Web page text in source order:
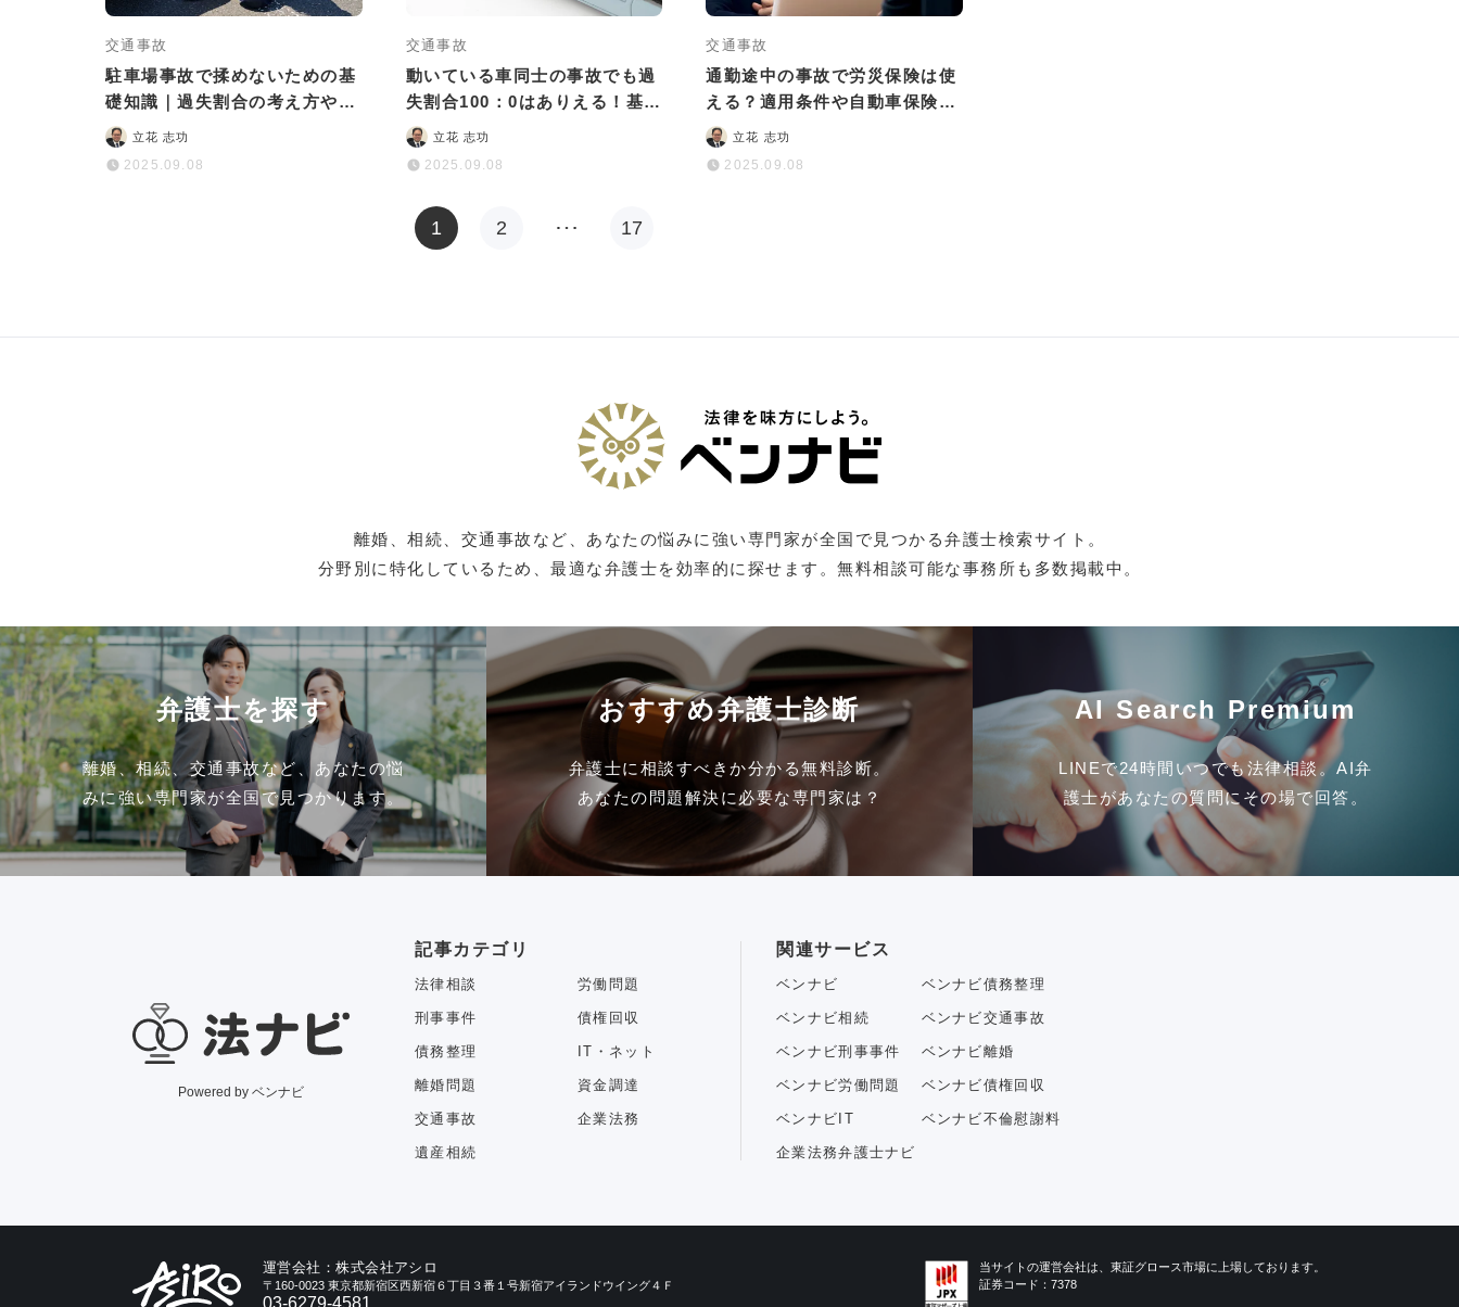
交通事故
駐車場事故で揉めないための基
礎知識｜過失割合の考え方や事
故後の対応方法を解説
立花 志功
2025.09.08
交通事故
動いている車同士の事故でも過
失割合100：0はありえる！基礎
知識から対処法まで解説
立花 志功
2025.09.08
交通事故
通勤途中の事故で労災保険は使
える？適用条件や自動車保険と
の使い分けを解説
立花 志功
2025.09.08
1 2 … 17
離婚、相続、交通事故など、あなたの悩みに強い専門家が全国で見つかる弁護士検索サイト。
分野別に特化しているため、最適な弁護士を効率的に探せます。無料相談可能な事務所も多数掲載中。
弁護士を探す
離婚、相続、交通事故など、あなたの悩
みに強い専門家が全国で見つかります。
おすすめ弁護士診断
弁護士に相談すべきか分かる無料診断。
あなたの問題解決に必要な専門家は？
AI Search Premium
LINEで24時間いつでも法律相談。AI弁
護士があなたの質問にその場で回答。
Powered by ベンナビ
記事カテゴリ
法律相談 労働問題
刑事事件 債権回収
債務整理 IT・ネット
離婚問題 資金調達
交通事故 企業法務
遺産相続
関連サービス
ベンナビ ベンナビ債務整理
ベンナビ相続 ベンナビ交通事故
ベンナビ刑事事件 ベンナビ離婚
ベンナビ労働問題 ベンナビ債権回収
ベンナビIT ベンナビ不倫慰謝料
企業法務弁護士ナビ
運営会社：株式会社アシロ
〒160-0023 東京都新宿区西新宿６丁目３番１号新宿アイランドウイング４Ｆ
03-6279-4581
当サイトの運営会社は、東証グロース市場に上場しております。
証券コード：7378